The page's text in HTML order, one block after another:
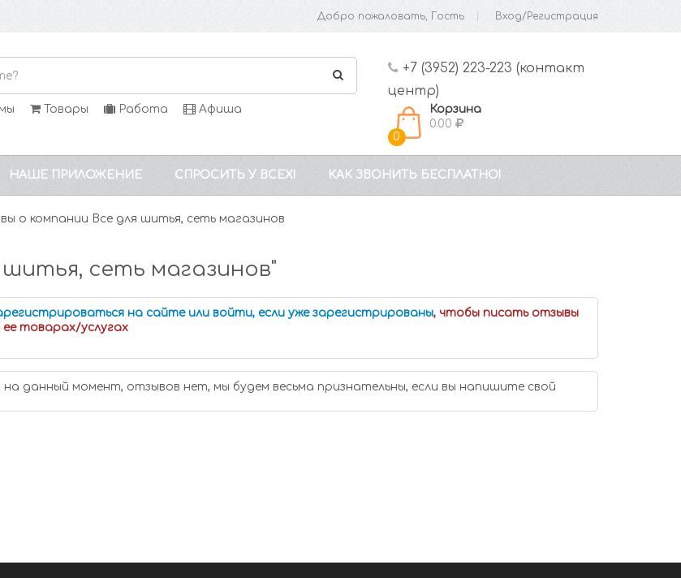
Добро пожаловать, Гость Вход/Регистрация
Товары Работа Афиша
+7 (3952) 223-223 (контакт
центр)
0
Корзина
0.00
НАШЕ ПРИЛОЖЕНИЕ СПРОСИТЬ У ВСЕХ! КАК ЗВОНИТЬ БЕСПЛАТНО!
о компании Все для шитья, сеть магазинов
сеть магазинов"
на сайте или войти, если уже зарегистрированы, чтобы писать отзывы
ее товарах/услугах
на данный момент, отзывов нет, мы будем весьма признательны, если вы напишите свой